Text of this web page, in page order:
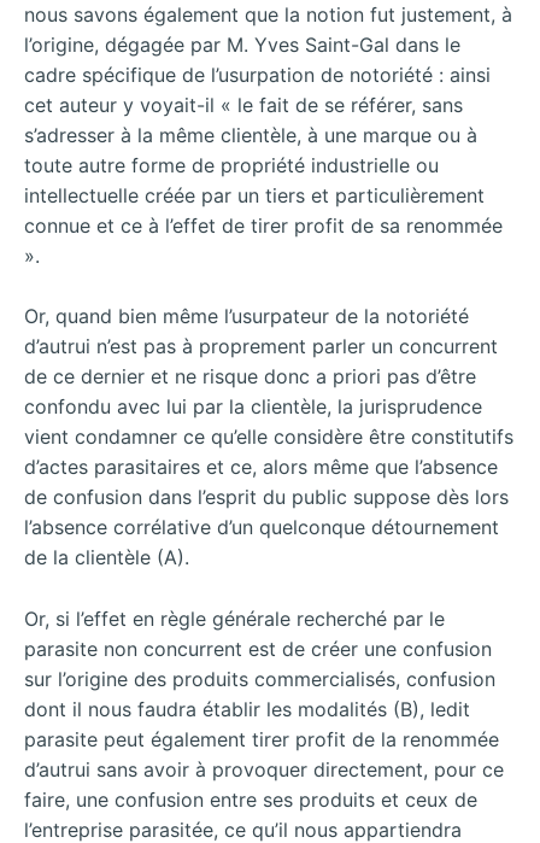
nous savons également que la notion fut justement, à
l’origine, dégagée par M. Yves Saint-Gal dans le
cadre spécifique de l’usurpation de notoriété : ainsi
cet auteur y voyait-il « le fait de se référer, sans
s’adresser à la même clientèle, à une marque ou à
toute autre forme de propriété industrielle ou
intellectuelle créée par un tiers et particulièrement
connue et ce à l’effet de tirer profit de sa renommée
».
Or, quand bien même l’usurpateur de la notoriété
d’autrui n’est pas à proprement parler un concurrent
de ce dernier et ne risque donc a priori pas d’être
confondu avec lui par la clientèle, la jurisprudence
vient condamner ce qu’elle considère être constitutifs
d’actes parasitaires et ce, alors même que l’absence
de confusion dans l’esprit du public suppose dès lors
l’absence corrélative d’un quelconque détournement
de la clientèle (A).
Or, si l’effet en règle générale recherché par le
parasite non concurrent est de créer une confusion
sur l’origine des produits commercialisés, confusion
dont il nous faudra établir les modalités (B), ledit
parasite peut également tirer profit de la renommée
d’autrui sans avoir à provoquer directement, pour ce
faire, une confusion entre ses produits et ceux de
l’entreprise parasitée, ce qu’il nous appartiendra